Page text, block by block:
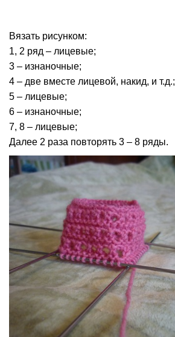
Вязать рисунком:
1, 2 ряд – лицевые;
3 – изнаночные;
4 – две вместе лицевой, накид, и т.д.;
5 – лицевые;
6 – изнаночные;
7, 8 – лицевые;
Далее 2 раза повторять 3 – 8 ряды.